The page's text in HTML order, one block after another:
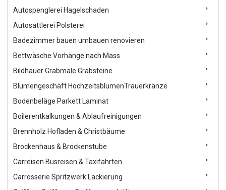
Autospenglerei Hagelschaden
Autosattlerei Polsterei
Badezimmer bauen umbauen renovieren
Bettwäsche Vorhänge nach Mass
Bildhauer Grabmale Grabsteine
Blumengeschäft HochzeitsblumenTrauerkränze
Bodenbeläge Parkett Laminat
Boilerentkalkungen & Ablaufreinigungen
Brennholz Hofladen & Christbäume
Brockenhaus & Brockenstube
Carreisen Busreisen & Taxifahrten
Carrosserie Spritzwerk Lackierung